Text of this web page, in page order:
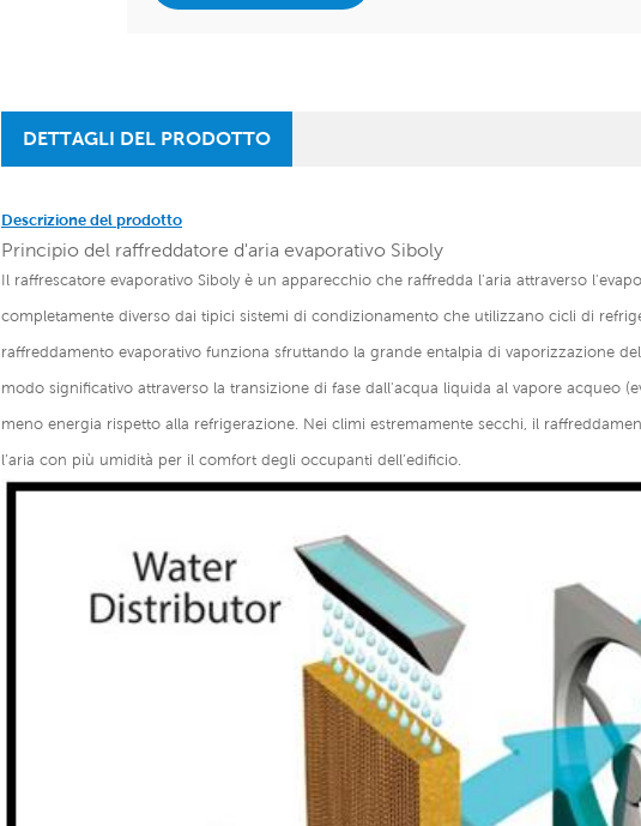
DETTAGLI DEL PRODOTTO
Descrizione del prodotto
Principio del raffreddatore d'aria evaporativo Siboly
Il raffrescatore evaporativo Siboly è un apparecchio che raffredda l'aria attraverso
completamente diverso dai tipici sistemi di condizionamento che utilizzano cicli di
raffreddamento evaporativo funziona sfruttando la grande entalpia di vaporizzazione
modo significativo attraverso la transizione di fase dall'acqua liquida al vapore acqueo
meno energia rispetto alla refrigerazione. Nei climi estremamente secchi, il
l’aria con più umidità per il comfort degli occupanti dell’edificio.